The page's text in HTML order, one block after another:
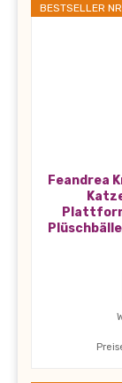
BESTSELLER
Feandrea